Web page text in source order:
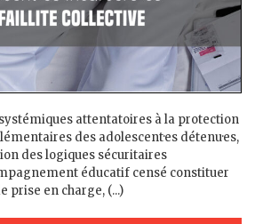
attentatoires à la protection
des adolescent·es détenu·es,
des logiques sécuritaires
éducatif censé constituer
prise en charge, (...)